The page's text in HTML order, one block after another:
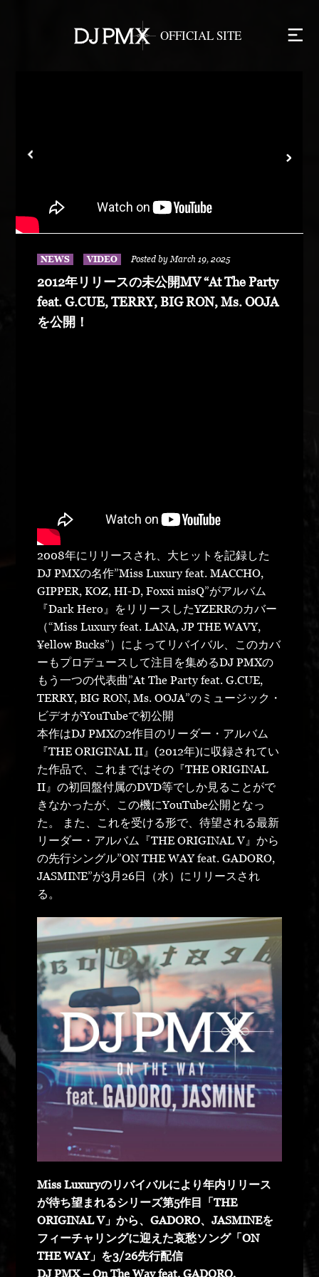
NEWS VIDEO Posted by March 19, 2025
2012年リリースの未公開MV “At The Party
feat. G.CUE, TERRY, BIG RON, Ms. OOJA
を公開！
2008年にリリースされ、大ヒットを記録した
DJ PMXの名作”Miss Luxury feat. MACCHO,
GIPPER, KOZ, HI-D, Foxxi misQ”がアルバム
『Dark Hero』をリリースしたYZERRのカバー
（“Miss Luxury feat. LANA, JP THE WAVY,
¥ellow Bucks”）によってリバイバル、このカバ
ーもプロデュースして注目を集めるDJ PMXの
もう一つの代表曲”At The Party feat. G.CUE,
TERRY, BIG RON, Ms. OOJA”のミュージック・
ビデオがYouTubeで初公開
本作はDJ PMXの2作目のリーダー・アルバム
『THE ORIGINAL II』(2012年)に収録されてい
た作品で、これまではその『THE ORIGINAL
II』の初回盤付属のDVD等でしか見ることがで
きなかったが、この機にYouTube公開となっ
た。 また、これを受ける形で、待望される最新
リーダー・アルバム『THE ORIGINAL V』から
の先行シングル”ON THE WAY feat. GADORO,
JASMINE”が3月26日（水）にリリースされ
る。
Miss Luxuryのリバイバルにより年内リリース
が待ち望まれるシリーズ第5作目「THE
ORIGINAL V」から、GADORO、JASMINEを
フィーチャリングに迎えた哀愁ソング「ON
THE WAY」を3/26先行配信
DJ PMX – On The Way feat. GADORO,